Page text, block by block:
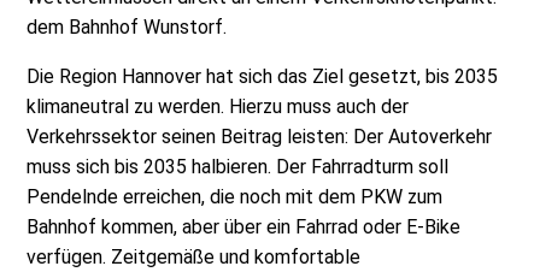
dem Bahnhof Wunstorf.
Die Region Hannover hat sich das Ziel gesetzt, bis 2035
klimaneutral zu werden. Hierzu muss auch der
Verkehrssektor seinen Beitrag leisten: Der Autoverkehr
muss sich bis 2035 halbieren. Der Fahrradturm soll
Pendelnde erreichen, die noch mit dem PKW zum
Bahnhof kommen, aber über ein Fahrrad oder E-Bike
verfügen. Zeitgemäße und komfortable